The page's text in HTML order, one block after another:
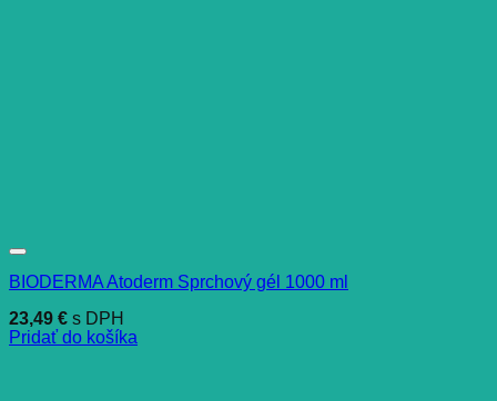
BIODERMA Atoderm Sprchový gél 1000 ml
23,49 € s DPH
Pridať do košíka